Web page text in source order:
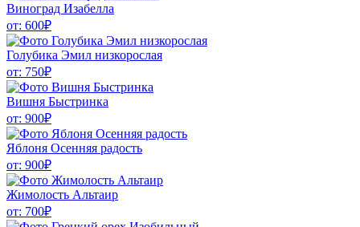
Виноград Изабелла
от: 600₽
Голубика Эмил низкорослая
от: 750₽
Вишня Быстринка
от: 900₽
Яблоня Осенняя радость
от: 900₽
Жимолость Альтаир
от: 700₽